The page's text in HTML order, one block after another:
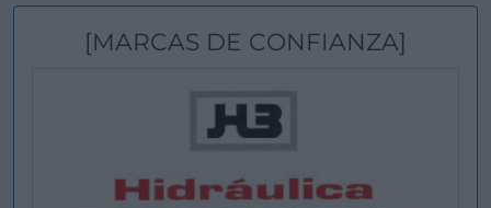
[MARCAS DE CONFIANZA]